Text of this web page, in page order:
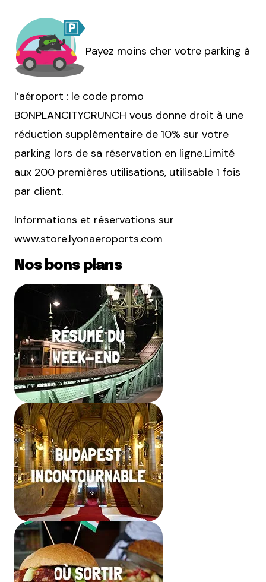
Payez moins cher votre parking à
l’aéroport : le code promo
BONPLANCITYCRUNCH vous donne droit à une
réduction supplémentaire de 10% sur votre
parking lors de sa réservation en ligne.Limité
aux 200 premières utilisations, utilisable 1 fois
par client.
Informations et réservations sur
www.store.lyonaeroports.com
Nos bons plans